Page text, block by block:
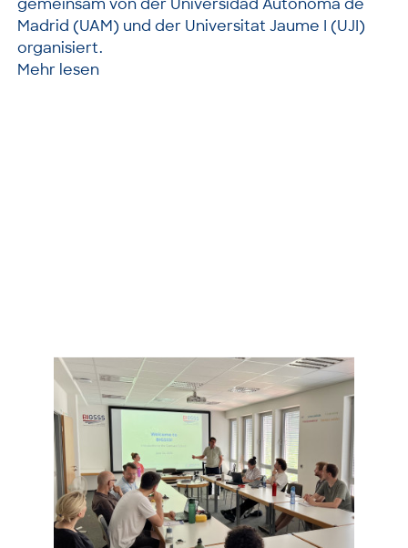
Madrid (UAM) und der Universitat Jaume I (UJI)
organisiert.
Mehr lesen